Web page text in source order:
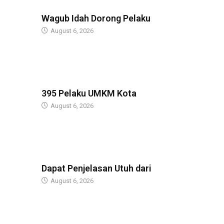
Wagub Idah Dorong Pelaku
August 6, 2026
395 Pelaku UMKM Kota
August 6, 2026
Dapat Penjelasan Utuh dari
August 6, 2026